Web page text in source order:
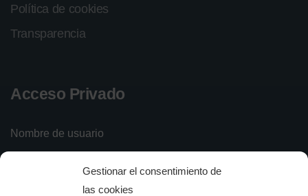
Gestionar el consentimiento de
las cookies
Política de cookies
Transparencia
Acceso Privado
Nombre de usuario